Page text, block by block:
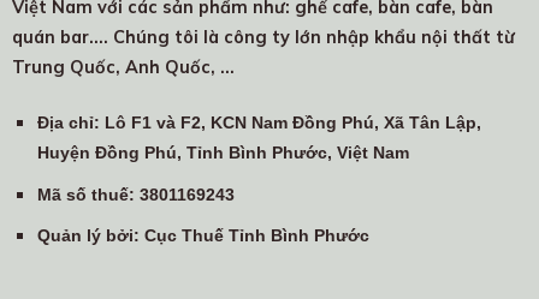
Việt Nam với các sản phẩm như: ghế cafe, bàn cafe, bàn
quán bar.... Chúng tôi là công ty lớn nhập khẩu nội thất từ
Trung Quốc, Anh Quốc, …
Địa chỉ: Lô F1 và F2, KCN Nam Đồng Phú, Xã Tân Lập,
Huyện Đồng Phú, Tỉnh Bình Phước, Việt Nam
Mã số thuế: 3801169243
Quản lý bởi: Cục Thuế Tỉnh Bình Phước